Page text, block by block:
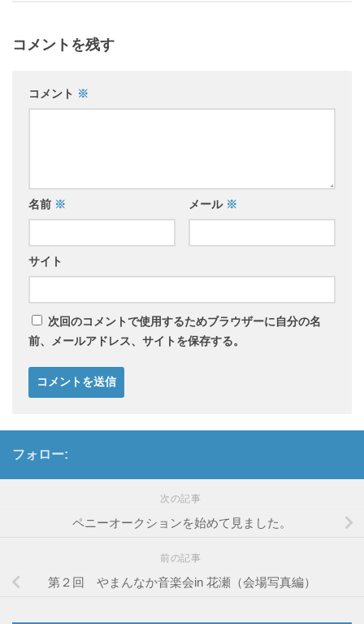
コメントを残す
コメント ※
名前 ※ メール ※
サイト
次回のコメントで使用するためブラウザーに自分の名
前、メールアドレス、サイトを保存する。
フォロー:
次の記事
ペニーオークションを始めて見ました。
前の記事
第２回 やまんなか音楽会in 花瀬（会場写真編）